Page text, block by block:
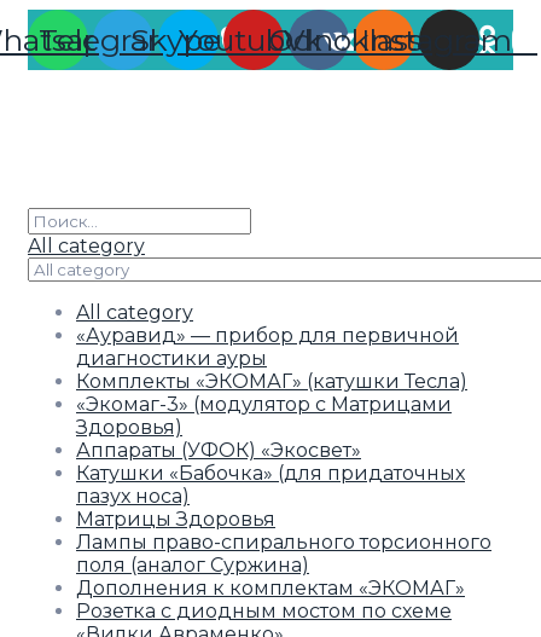
TelegramSkypeYoutubeVk
Odnoklassniki
Instagram
All category
All category
«Ауравид» — прибор для первичной
диагностики ауры
Комплекты «ЭКОМАГ» (катушки Тесла)
«Экомаг-3» (модулятор с Матрицами
Здоровья)
Аппараты (УФОК) «Экосвет»
Катушки «Бабочка» (для придаточных
пазух носа)
Матрицы Здоровья
Лампы право-спирального торсионного
поля (аналог Суржина)
Дополнения к комплектам «ЭКОМАГ»
Розетка с диодным мостом по схеме